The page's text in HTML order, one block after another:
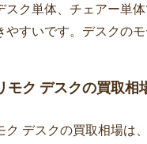
スク単体、チェアー単
やすいです。デスクの
モク デスクの買取相
ク デスクの買取相場は